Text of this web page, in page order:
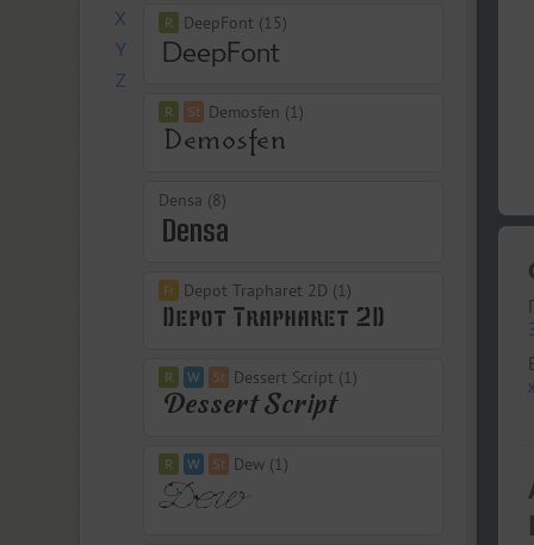
X
Y
Z
DeepFont (15)
Demosfen (1)
Densa (8)
Depot Trapharet 2D (1)
Dessert Script (1)
Dew (1)